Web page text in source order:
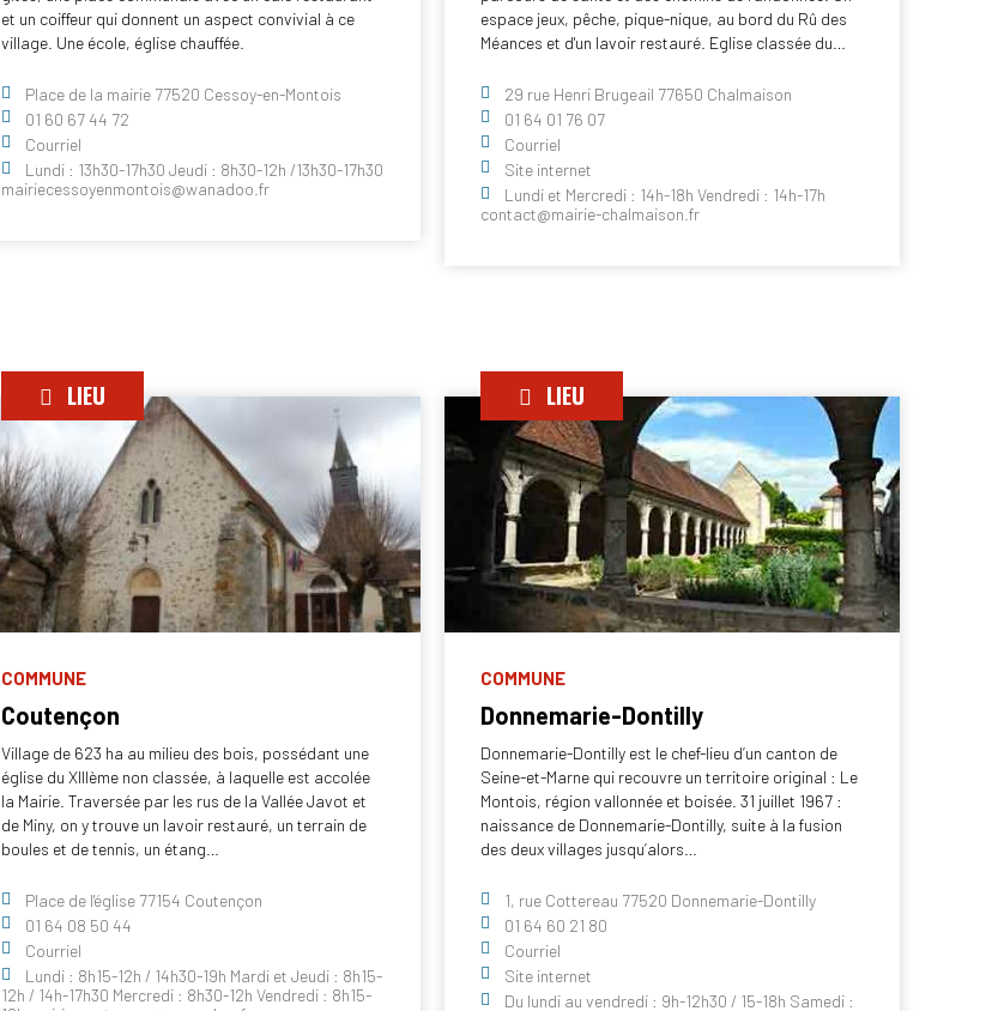
et un coiffeur qui donnent un aspect convivial à ce
village. Une école, église chauffée.
Place de la mairie 77520 Cessoy-en-Montois
01 60 67 44 72
Courriel
Lundi : 13h30-17h30 Jeudi : 8h30-12h /13h30-17h30
mairiecessoyenmontois@wanadoo.fr
espace jeux, pêche, pique-nique, au bord du Rû des
Méances et d'un lavoir restauré. Eglise classée du…
29 rue Henri Brugeail 77650 Chalmaison
01 64 01 76 07
Courriel
Site internet
Lundi et Mercredi : 14h-18h Vendredi : 14h-17h
contact@mairie-chalmaison.fr
LIEU
COMMUNE
Coutençon
Village de 623 ha au milieu des bois, possédant une
église du XIIIème non classée, à laquelle est accolée
la Mairie. Traversée par les rus de la Vallée Javot et
de Miny, on y trouve un lavoir restauré, un terrain de
boules et de tennis, un étang…
Place de l'église 77154 Coutençon
01 64 08 50 44
Courriel
Lundi : 8h15-12h / 14h30-19h Mardi et Jeudi : 8h15-
12h / 14h-17h30 Mercredi : 8h30-12h Vendredi : 8h15-
LIEU
COMMUNE
Donnemarie-Dontilly
Donnemarie-Dontilly est le chef-lieu d’un canton de
Seine-et-Marne qui recouvre un territoire original : Le
Montois, région vallonnée et boisée. 31 juillet 1967 :
naissance de Donnemarie-Dontilly, suite à la fusion
des deux villages jusqu’alors…
1, rue Cottereau 77520 Donnemarie-Dontilly
01 64 60 21 80
Courriel
Site internet
Du lundi au vendredi : 9h-12h30 / 15-18h Samedi :